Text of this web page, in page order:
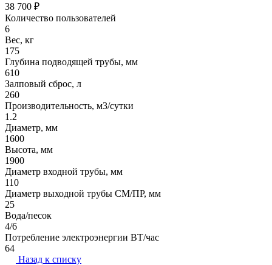
38 700 ₽
Количество пользователей
6
Вес, кг
175
Глубина подводящей трубы, мм
610
Залповый сброс, л
260
Производительность, м3/сутки
1.2
Диаметр, мм
1600
Высота, мм
1900
Диаметр входной трубы, мм
110
Диаметр выходной трубы СМ/ПР, мм
25
Вода/песок
4/6
Потребление электроэнергии ВТ/час
64
Назад к списку